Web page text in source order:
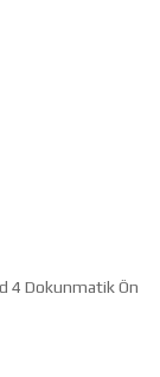
4 Dokunmatik Ön